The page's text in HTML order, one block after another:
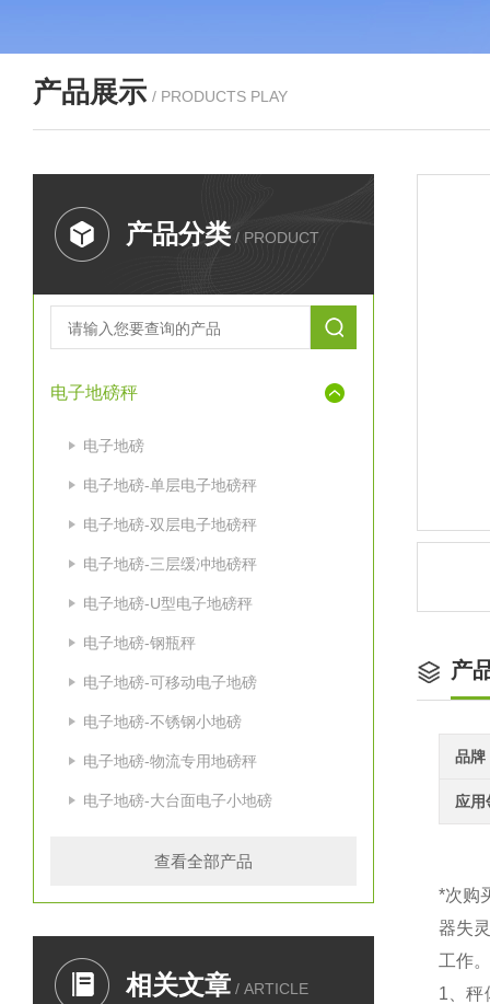
产品展示 / PRODUCTS PLAY
产品分类 / PRODUCT
电子地磅秤
电子地磅
电子地磅-单层电子地磅秤
电子地磅-双层电子地磅秤
电子地磅-三层缓冲地磅秤
电子地磅-U型电子地磅秤
电子地磅-钢瓶秤
电子地磅-可移动电子地磅
电子地磅-不锈钢小地磅
电子地磅-物流专用地磅秤
电子地磅-大台面电子小地磅
查看全部产品
相关文章 / ARTICLE
产
品牌
应用
*次购
器失
工作
1、秤